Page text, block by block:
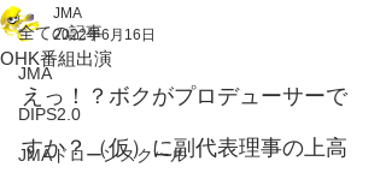
全ての記事
JMA
DIPS2.0
JMAドローンスクール
OHK番組出演
JMA
2022年6月16日
えっ！？ボクがプロデューサーで
すか？（仮）に副代表理事の上高